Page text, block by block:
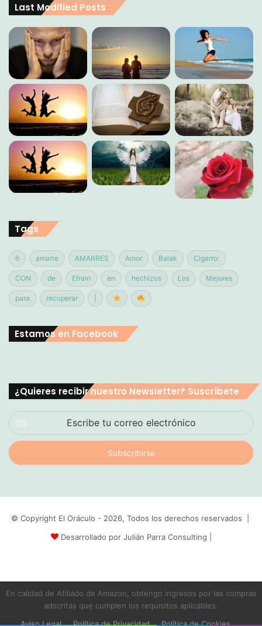
Last Modified Posts
Tags
6 amarre AMARRES Amor Balak Cigarro:
CON de Efrain en hechizos Los Mejores
para recuperar
Estamos en Facebook
¿Quieres recibir nuestro Newsletter? Suscríbete
correo
electrónico
© Copyright El Oráculo - 2026, Todos los derechos reservados |
Desarrollado por Julián Parra Consulting
En calidad de Afiliado de Amazon, obtengo ingresos por las compras
adscritas que cumplen los requisitos aplicables.
Aviso Legal
Política de Privacidad Política de Cookies